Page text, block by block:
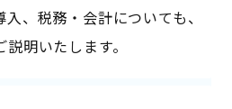
、税務・会計についても、
明いたします。